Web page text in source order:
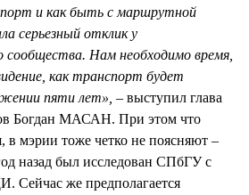
и как быть с маршрутной
серьезный отклик у
сообщества. Нам необходимо время,
как транспорт будет
пяти лет», – выступил глава
Богдан МАСАН. При этом что
в мэрии тоже четко не поясняют –
назад был исследован СПбГУ с
Сейчас же предполагается